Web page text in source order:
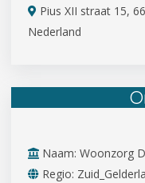
Pius XII straat 15,
Nederland
Naam: Woonzorg
Regio: